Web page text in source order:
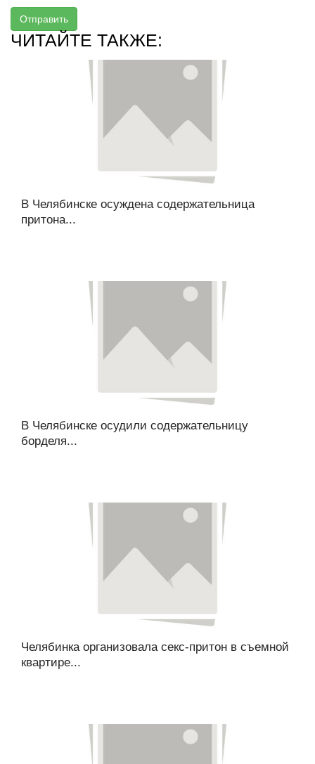
Отправить
ЧИТАЙТЕ ТАКЖЕ:
В Челябинске осуждена содержательница
притона...
В Челябинске осудили содержательницу
борделя...
Челябинка организовала секс-притон в съемной
квартире...